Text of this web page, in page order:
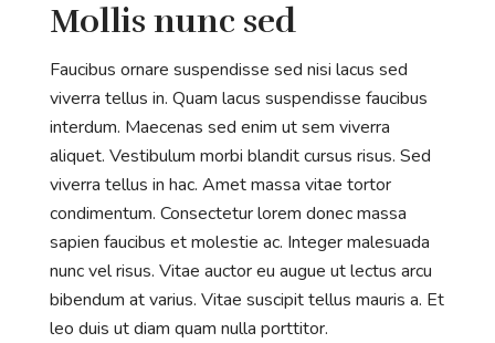
Mollis nunc sed
Faucibus ornare suspendisse sed nisi lacus sed
viverra tellus in. Quam lacus suspendisse faucibus
interdum. Maecenas sed enim ut sem viverra
aliquet. Vestibulum morbi blandit cursus risus. Sed
viverra tellus in hac. Amet massa vitae tortor
condimentum. Consectetur lorem donec massa
sapien faucibus et molestie ac. Integer malesuada
nunc vel risus. Vitae auctor eu augue ut lectus arcu
bibendum at varius. Vitae suscipit tellus mauris a. Et
leo duis ut diam quam nulla porttitor.